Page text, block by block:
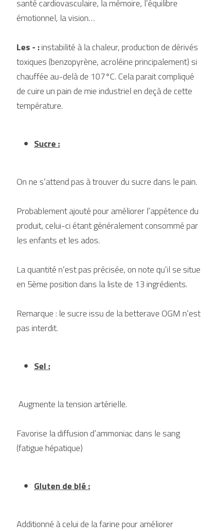
santé cardiovasculaire, la mémoire, l’équilibre
émotionnel, la vision…
Les - : instabilité à la chaleur, production de dérivés
toxiques (benzopyrène, acroléine principalement) si
chauffée au-delà de 107°C. Cela parait compliqué
de cuire un pain de mie industriel en deçà de cette
température.
Sucre :
On ne s’attend pas à trouver du sucre dans le pain.
Probablement ajouté pour améliorer l’appétence du
produit, celui-ci étant généralement consommé par
les enfants et les ados.
La quantité n’est pas précisée, on note qu’il se situe
en 5ème position dans la liste de 13 ingrédients.
Remarque : le sucre issu de la betterave OGM n’est
pas interdit.
Sel :
Augmente la tension artérielle.
Favorise la diffusion d’ammoniac dans le sang
(fatigue hépatique)
Gluten de blé :
Additionné à celui de la farine pour améliorer